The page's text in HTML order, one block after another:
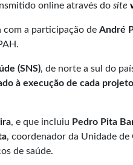
online através do site
com a participação de André
(SNS), de norte a sul do
à execução de cada projeto
, e que incluiu Pedro Pita
, coordenador da Unidade
de saúde.